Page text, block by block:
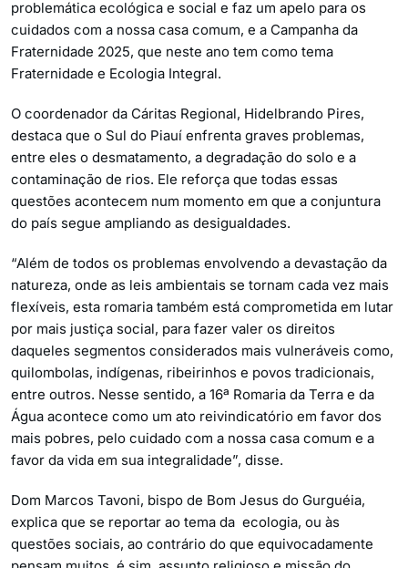
problemática ecológica e social e faz um apelo para os
cuidados com a nossa casa comum, e a Campanha da
Fraternidade 2025, que neste ano tem como tema
Fraternidade e Ecologia Integral.
O coordenador da Cáritas Regional, Hidelbrando Pires,
destaca que o Sul do Piauí enfrenta graves problemas,
entre eles o desmatamento, a degradação do solo e a
contaminação de rios. Ele reforça que todas essas
questões acontecem num momento em que a conjuntura
do país segue ampliando as desigualdades.
“Além de todos os problemas envolvendo a devastação da
natureza, onde as leis ambientais se tornam cada vez mais
flexíveis, esta romaria também está comprometida em lutar
por mais justiça social, para fazer valer os direitos
daqueles segmentos considerados mais vulneráveis como,
quilombolas, indígenas, ribeirinhos e povos tradicionais,
entre outros. Nesse sentido, a 16ª Romaria da Terra e da
Água acontece como um ato reivindicatório em favor dos
mais pobres, pelo cuidado com a nossa casa comum e a
favor da vida em sua integralidade”, disse.
Dom Marcos Tavoni, bispo de Bom Jesus do Gurguéia,
explica que se reportar ao tema da ecologia, ou às
questões sociais, ao contrário do que equivocadamente